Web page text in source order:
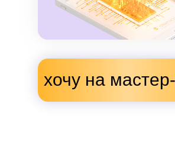
хочу на